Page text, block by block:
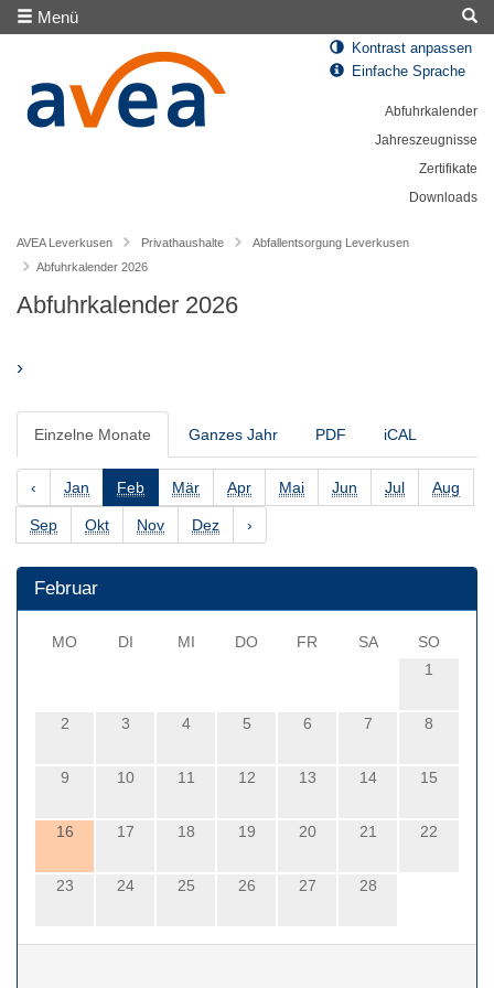
Menü
Kontrast anpassen
Einfache Sprache
Abfuhrkalender
Jahreszeugnisse
Zertifikate
Downloads
AVEA Leverkusen Privathaushalte
Abfallentsorgung Leverkusen
Abfuhrkalender 2026
Abfuhrkalender 2026
›
Einzelne Monate Ganzes Jahr PDF iCAL
‹ Jan Feb Mär Apr Mai Jun Jul Aug
Sep Okt Nov Dez ›
Februar
MO DI MI DO FR SA
SO
1
2 3 4 5 6 7 8
9 10 11 12 13 14 15
16 17 18 19 20 21 22
23 24 25 26 27 28